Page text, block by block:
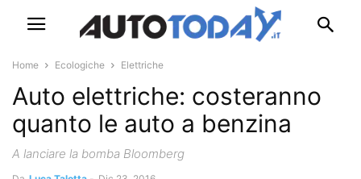
Home Ecologiche Elettriche
Auto elettriche: costeranno
quanto le auto a benzina
A lanciare la bomba Bloomberg